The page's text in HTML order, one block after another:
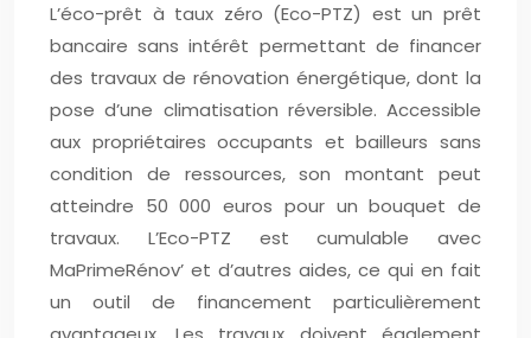
L’éco-prêt à taux zéro (Eco-PTZ) est un prêt
bancaire sans intérêt permettant de financer
des travaux de rénovation énergétique, dont la
pose d’une climatisation réversible. Accessible
aux propriétaires occupants et bailleurs sans
condition de ressources, son montant peut
atteindre 50 000 euros pour un bouquet de
travaux. L’Eco-PTZ est cumulable avec
MaPrimeRénov’ et d’autres aides, ce qui en fait
un outil de financement particulièrement